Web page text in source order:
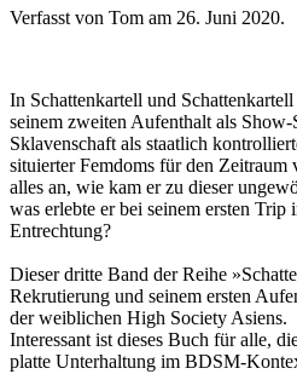
Verfasst von Tom am 26. Juni 2020.
In Schattenkartell und
seinem zweiten Aufenthalt als
Sklavenschaft als staatlich
situierter Femdoms für den
alles an, wie kam er zu dieser
was erlebte er bei seinem ersten Trip
Entrechtung?
Dieser dritte Band der Reihe
Rekrutierung und seinem ersten
der weiblichen High Society Asiens.
Interessant ist dieses Buch für alle,
platte Unterhaltung im BDSM-